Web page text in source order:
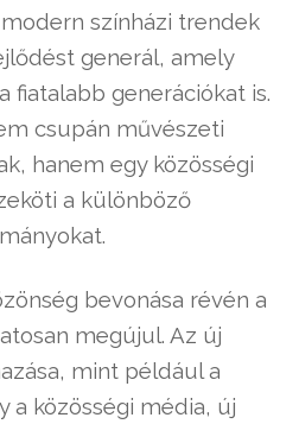
színházi trendek
generál, amely
fiatalabb generációkat is.
csupán művészeti
hanem egy közösségi
a különböző
bevonása révén a
megújul. Az új
mint például a
a közösségi média, új